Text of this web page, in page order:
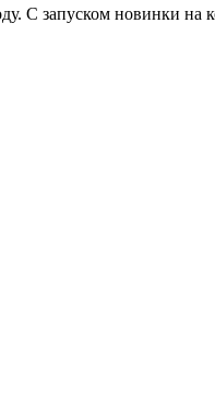
С запуском новинки на